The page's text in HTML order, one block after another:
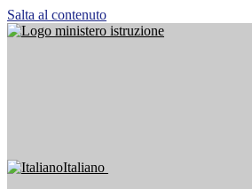
Salta al contenuto
Italiano